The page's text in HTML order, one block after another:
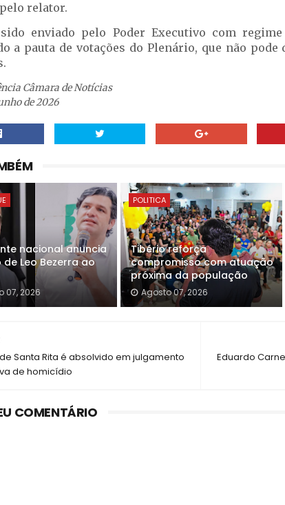
relator.
enviado pelo Poder Executivo com
a pauta de votações do Plenário, que não
Câmara de Notícias
de 2026
nacional anuncia
Leo Bezerra ao
07, 2026
POLITICA
Tibério reforça
compromisso com atuação
próxima da população
Agosto 07, 2026
Eduardo
Santa Rita é absolvido em julgamento
de homicídio
COMENTÁRIO